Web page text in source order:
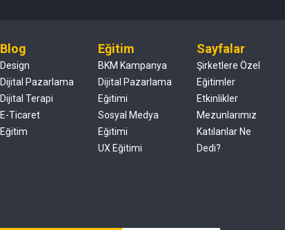
Blog
Design
Dijital Pazarlama
Dijital Terapi
E-Ticaret
Eğitim
Eğitim
BKM Kampanya
Dijital Pazarlama
Eğitimi
Sosyal Medya
Eğitimi
UX Eğitimi
Sayfalar
Şirketlere Özel
Eğitimler
Etkinlikler
Mezunlarımız
Katılanlar Ne
Dedi?